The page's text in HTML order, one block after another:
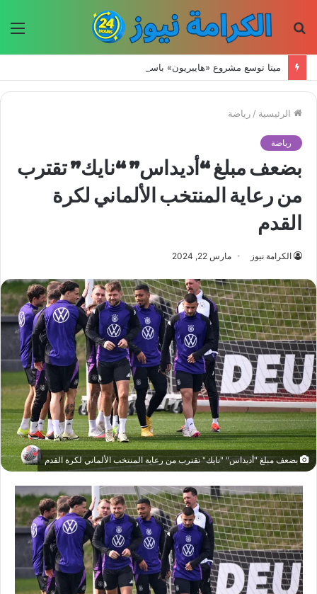
الرئيسية / رياضة
رياضة
بضعف مبلغ “أديداس” “نايك” تقترب
من رعاية المنتخب الألماني لكرة
القدم
الكرامة نيوز مارس 22, 2024
بضعف مبلغ "أديداس" "نايك" تقترب من رعاية المنتخب الألماني لكرة القدم